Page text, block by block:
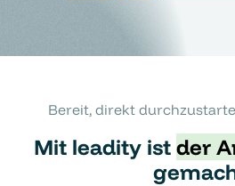
Bereit, direkt
Mit leadity ist der